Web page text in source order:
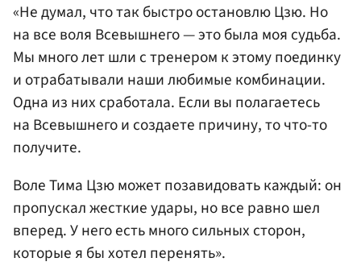
«Не думал, что так быстро остановлю Цзю. Но
на все воля Всевышнего — это была моя судьба.
Мы много лет шли с тренером к этому поединку
и отрабатывали наши любимые комбинации.
Одна из них сработала. Если вы полагаетесь
на Всевышнего и создаете причину, то что-то
получите.
Воле Тима Цзю может позавидовать каждый: он
пропускал жесткие удары, но все равно шел
вперед. У него есть много сильных сторон,
которые я бы хотел перенять».